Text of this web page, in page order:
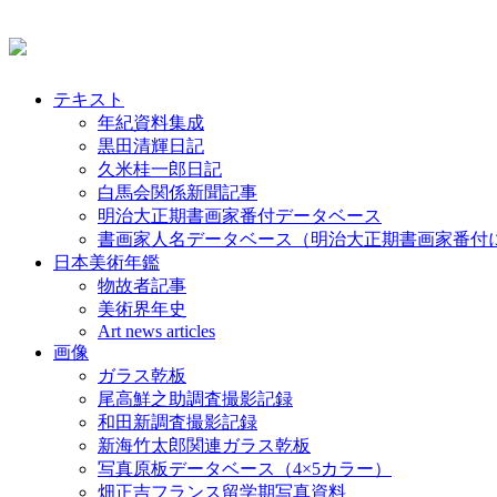
テキスト
年紀資料集成
黒田清輝日記
久米桂一郎日記
白馬会関係新聞記事
明治大正期書画家番付データベース
書画家人名データベース（明治大正期書画家番付
日本美術年鑑
物故者記事
美術界年史
Art news articles
画像
ガラス乾板
尾高鮮之助調査撮影記録
和田新調査撮影記録
新海竹太郎関連ガラス乾板
写真原板データベース（4×5カラー）
畑正吉フランス留学期写真資料